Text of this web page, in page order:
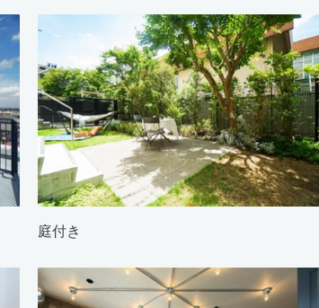
庭付き